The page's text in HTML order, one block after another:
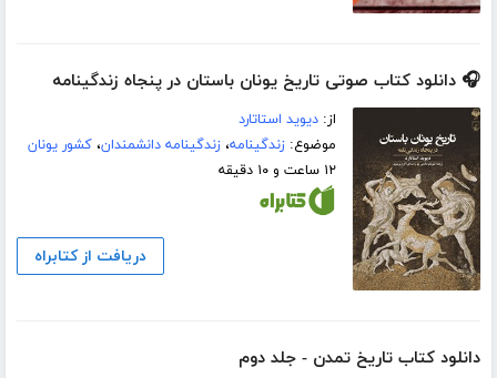
🎧 دانلود کتاب صوتی تاریخ یونان باستان در پنجاه زندگینامه
از:دیوید استاتارد
موضوع:زندگینامه،زندگینامه دانشمندان،کشور یونان
۱۲ ساعت و ۱۰ دقیقه
دریافت از کتابراه
دانلود کتاب تاریخ تمدن - جلد دوم